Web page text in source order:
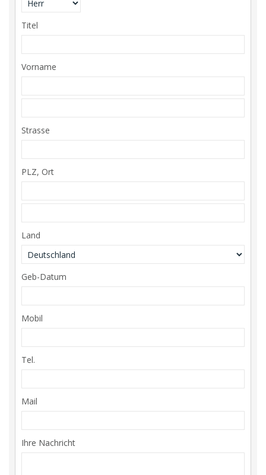
Titel
Vorname
Strasse
PLZ, Ort
Land
Geb-Datum
Mobil
Tel.
Mail
Ihre Nachricht